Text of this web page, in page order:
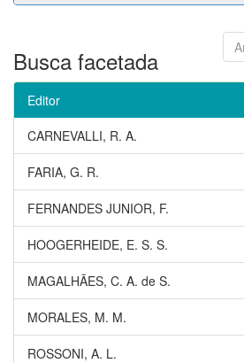
Busca facetada
Editor
CARNEVALLI, R. A.
FARIA, G. R.
FERNANDES JUNIOR, F.
HOOGERHEIDE, E. S. S.
MAGALHÃES, C. A. de S.
MORALES, M. M.
ROSSONI, A. L.